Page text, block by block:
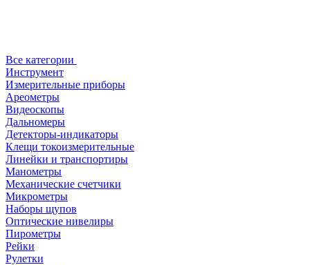
Все категории
Инструмент
Измерительные приборы
Ареометры
Видеоскопы
Дальномеры
Детекторы-индикаторы
Клещи токоизмерительные
Линейки и транспортиры
Манометры
Механические счетчики
Микрометры
Наборы щупов
Оптические нивелиры
Пирометры
Рейки
Рулетки